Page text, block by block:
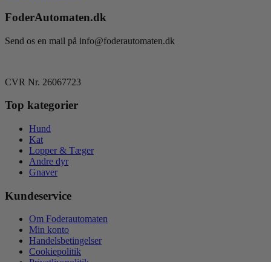
FoderAutomaten.dk
Send os en mail på info@foderautomaten.dk
CVR Nr. 26067723
Top kategorier
Hund
Kat
Lopper & Tæger
Andre dyr
Gnaver
Kundeservice
Om Foderautomaten
Min konto
Handelsbetingelser
Cookiepolitik